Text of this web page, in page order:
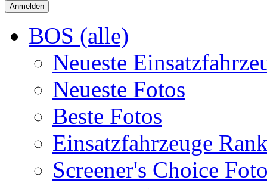
BOS (alle)
Neueste
Neueste Fotos
Beste Fotos
Einsatzfahrzeuge
Screener's Choice